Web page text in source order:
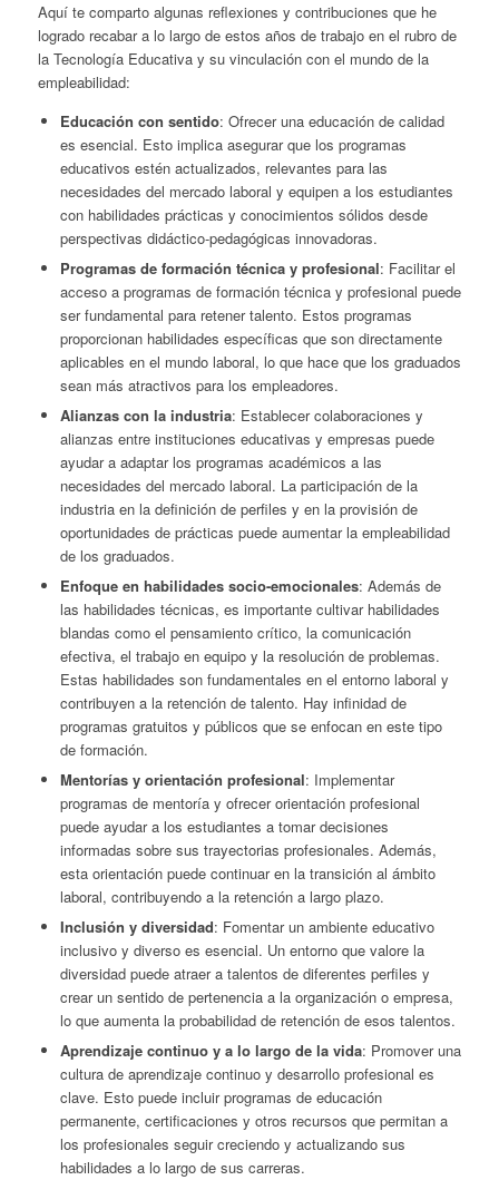
Aquí te comparto algunas reflexiones y contribuciones que he
logrado recabar a lo largo de estos años de trabajo en el rubro de
la Tecnología Educativa y su vinculación con el mundo de la
empleabilidad:
Educación con sentido: Ofrecer una educación de calidad
es esencial. Esto implica asegurar que los programas
educativos estén actualizados, relevantes para las
necesidades del mercado laboral y equipen a los estudiantes
con habilidades prácticas y conocimientos sólidos desde
perspectivas didáctico-pedagógicas innovadoras.
Programas de formación técnica y profesional: Facilitar el
acceso a programas de formación técnica y profesional puede
ser fundamental para retener talento. Estos programas
proporcionan habilidades específicas que son directamente
aplicables en el mundo laboral, lo que hace que los graduados
sean más atractivos para los empleadores.
Alianzas con la industria: Establecer colaboraciones y
alianzas entre instituciones educativas y empresas puede
ayudar a adaptar los programas académicos a las
necesidades del mercado laboral. La participación de la
industria en la definición de perfiles y en la provisión de
oportunidades de prácticas puede aumentar la empleabilidad
de los graduados.
Enfoque en habilidades socio-emocionales: Además de
las habilidades técnicas, es importante cultivar habilidades
blandas como el pensamiento crítico, la comunicación
efectiva, el trabajo en equipo y la resolución de problemas.
Estas habilidades son fundamentales en el entorno laboral y
contribuyen a la retención de talento. Hay infinidad de
programas gratuitos y públicos que se enfocan en este tipo
de formación.
Mentorías y orientación profesional: Implementar
programas de mentoría y ofrecer orientación profesional
puede ayudar a los estudiantes a tomar decisiones
informadas sobre sus trayectorias profesionales. Además,
esta orientación puede continuar en la transición al ámbito
laboral, contribuyendo a la retención a largo plazo.
Inclusión y diversidad: Fomentar un ambiente educativo
inclusivo y diverso es esencial. Un entorno que valore la
diversidad puede atraer a talentos de diferentes perfiles y
crear un sentido de pertenencia a la organización o empresa,
lo que aumenta la probabilidad de retención de esos talentos.
Aprendizaje continuo y a lo largo de la vida: Promover una
cultura de aprendizaje continuo y desarrollo profesional es
clave. Esto puede incluir programas de educación
permanente, certificaciones y otros recursos que permitan a
los profesionales seguir creciendo y actualizando sus
habilidades a lo largo de sus carreras.